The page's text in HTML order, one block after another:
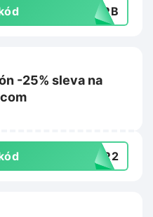
30RB
-25% sleva na
ONR2